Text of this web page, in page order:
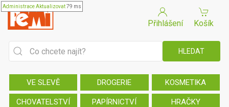
AdministraceAktualizovat79 ms
Přihlášení Košík
VE SLEVĚ DROGERIE KOSMETIKA
CHOVATELSTVÍ PAPÍRNICTVÍ HRAČKY